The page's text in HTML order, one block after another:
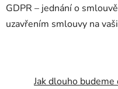
GDPR – jednání o
uzavřením smlouvy na
Jak dlouho budeme